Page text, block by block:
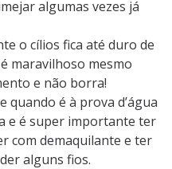
algumas vezes já
o cílios fica até duro de
maravilhoso mesmo
e não borra!
quando é à prova d’água
e é super importante ter
com demaquilante e ter
alguns fios.